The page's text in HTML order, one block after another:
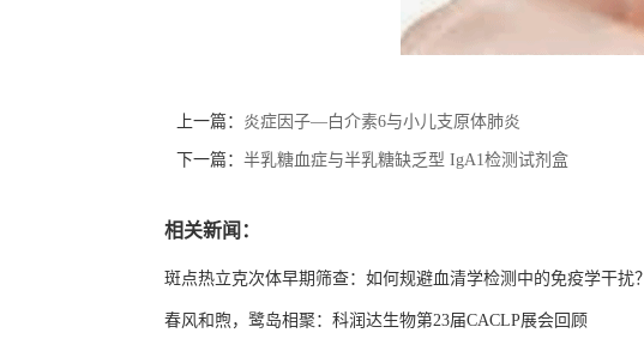
上一篇： 炎症因子—白介素6与小儿支原体肺炎
下一篇： 半乳糖血症与半乳糖缺乏型 IgA1检测试剂盒
相关新闻：
斑点热立克次体早期筛查：如何规避血清学检测中的免疫学干扰？
春风和煦，鹭岛相聚：科润达生物第23届CACLP展会回顾